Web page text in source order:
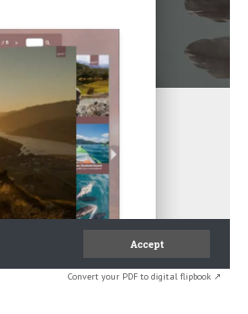
Convert your PDF to digital flipbook ↗